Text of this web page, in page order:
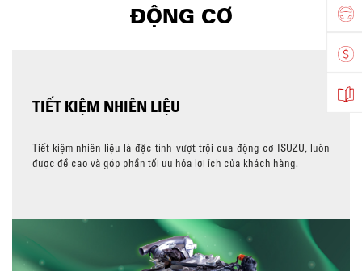
ĐỘNG CƠ
TIẾT KIỆM NHIÊN LIỆU
Tiết kiệm nhiên liệu là đặc tính vượt trội của động cơ ISUZU, luôn
được đề cao và góp phần tối ưu hóa lợi ích của khách hàng.